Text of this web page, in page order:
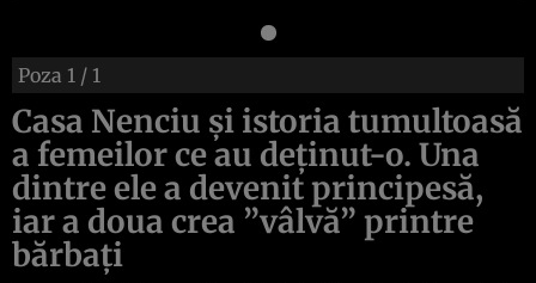
Poza 1 / 1
Casa Nenciu şi istoria tumultoasă
a femeilor ce au deţinut-o. Una
dintre ele a devenit principesă,
iar a doua crea ”vâlvă” printre
bărbaţi